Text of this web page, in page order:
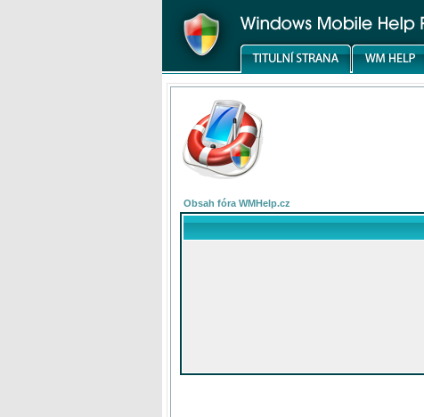
Obsah fóra WMHelp.cz